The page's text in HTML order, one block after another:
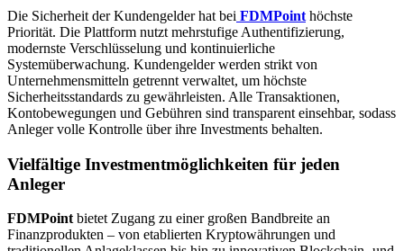
Die Sicherheit der Kundengelder hat bei FDMPoint höchste
Priorität. Die Plattform nutzt mehrstufige Authentifizierung,
modernste Verschlüsselung und kontinuierliche
Systemüberwachung. Kundengelder werden strikt von
Unternehmensmitteln getrennt verwaltet, um höchste
Sicherheitsstandards zu gewährleisten. Alle Transaktionen,
Kontobewegungen und Gebühren sind transparent einsehbar, sodass
Anleger volle Kontrolle über ihre Investments behalten.
Vielfältige Investmentmöglichkeiten für jeden
Anleger
FDMPoint bietet Zugang zu einer großen Bandbreite an
Finanzprodukten – von etablierten Kryptowährungen und